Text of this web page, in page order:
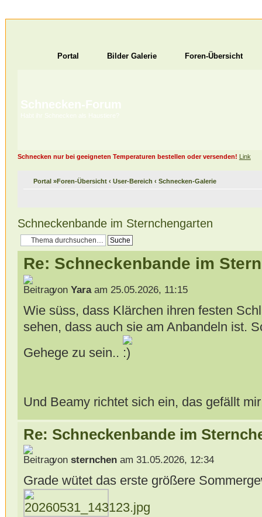
Portal Bilder Galerie Foren-Übersicht
Schnecken-Forum
Habt ihr Schnecken als Haustiere?
Schnecken nur bei geeigneten Temperaturen bestellen oder versenden! Link
Portal»Foren-Übersicht ‹ User-Bereich ‹ Schnecken-Galerie
Schneckenbande im Sternchengarten
Re: Schneckenbande im
von Yaraam 25.05.2026, 11:15
Wie süss, dass Klärchen ihren festen
sehen, dass auch sie am Anbandeln ist.
Gehege zu sein..
Und Beamy richtet sich ein, das gefällt
Re: Schneckenbande im
von sternchenam 31.05.2026, 12:34
Grade wütet das erste größere